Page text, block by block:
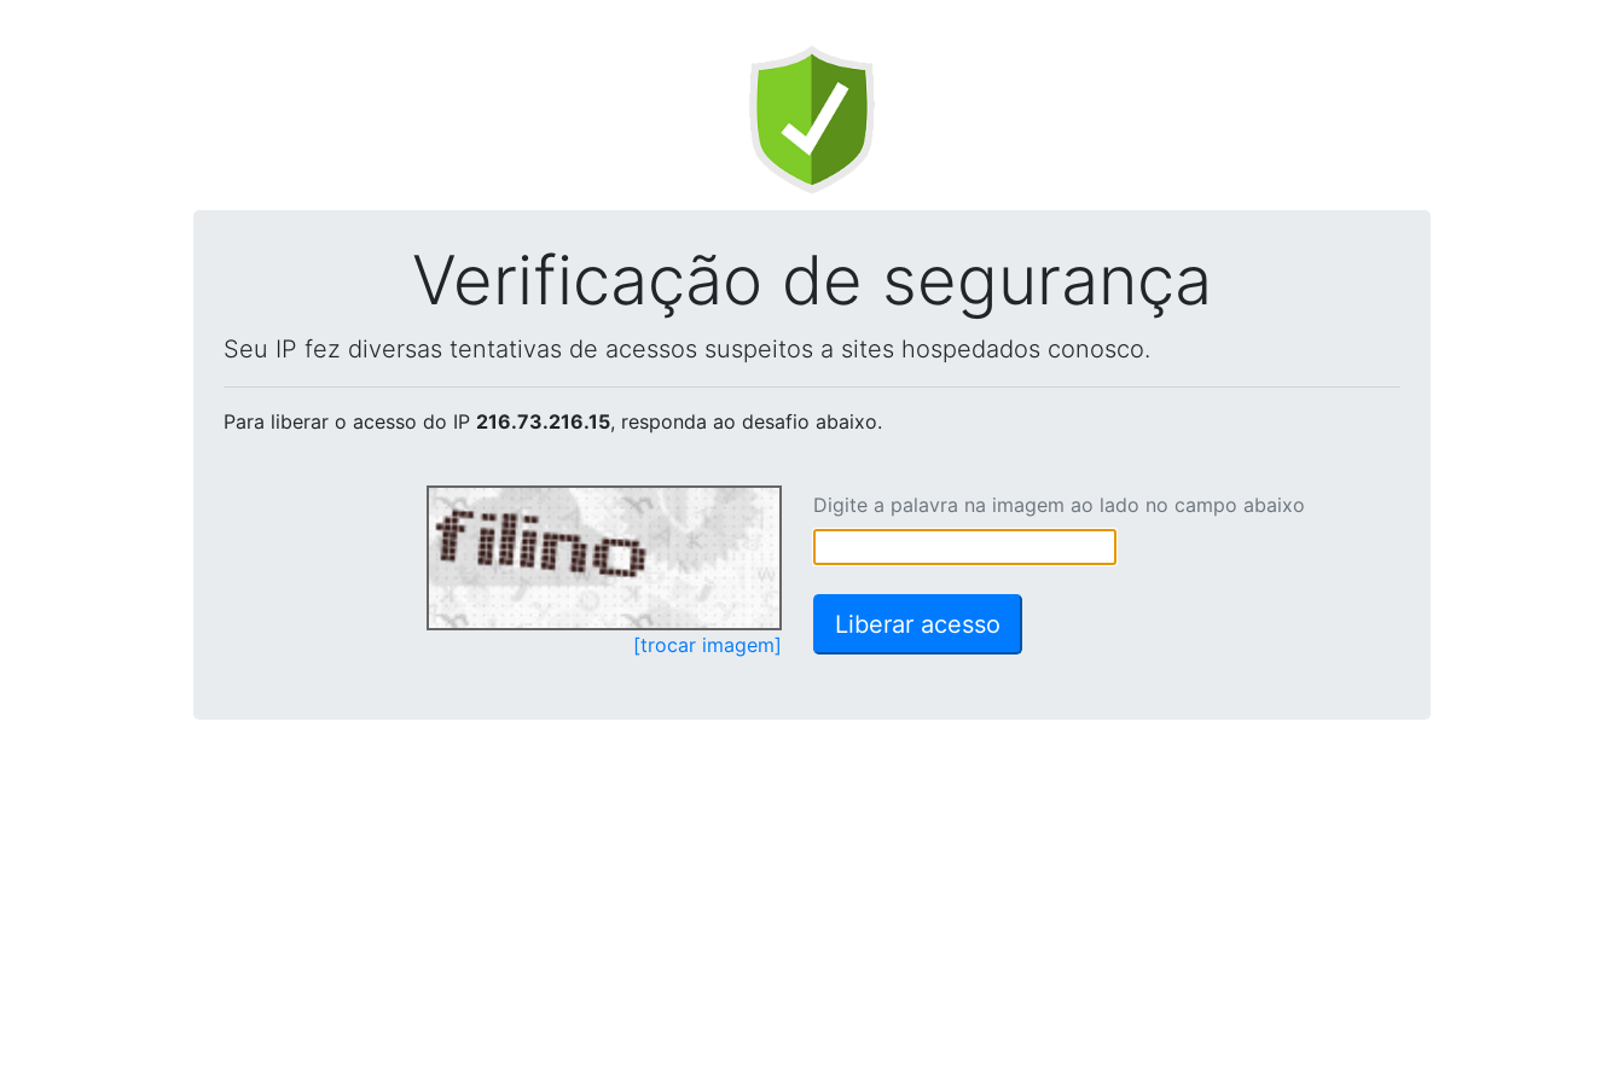
Verificação de segurança
Seu IP fez diversas tentativas de acessos suspeitos a sites hospedados conosco.
Para liberar o acesso do IP 216.73.216.15, responda ao desafio abaixo.
[trocar imagem]
Digite a palavra na imagem ao lado no campo abaixo